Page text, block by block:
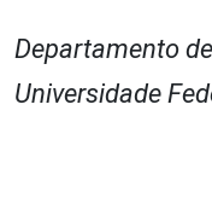
Departamento
Universidade